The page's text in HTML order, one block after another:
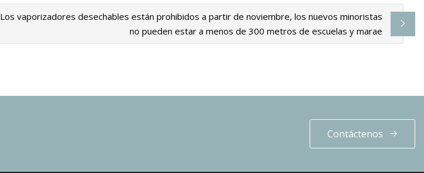
Los vaporizadores desechables están prohibidos a partir de noviembre, los nuevos minoristas
no pueden estar a menos de 300 metros de escuelas y marae
Contáctenos